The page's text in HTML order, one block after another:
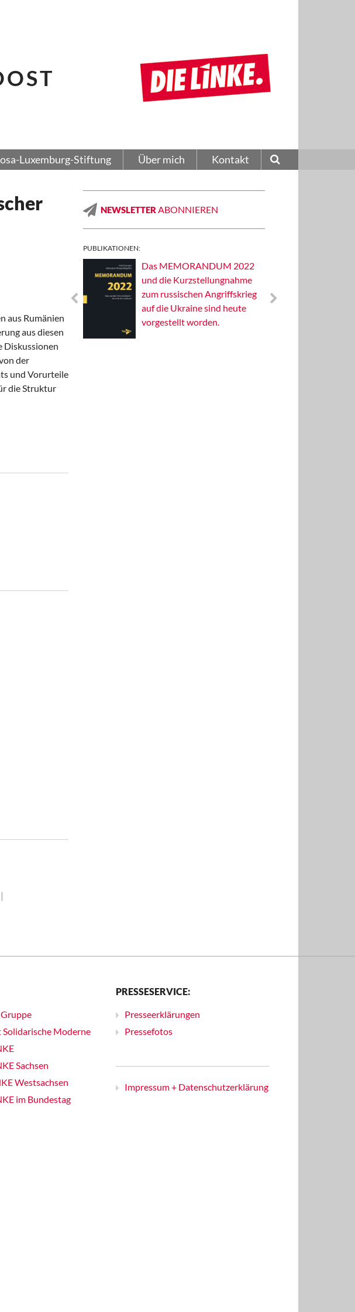
Luxemburg-Stiftung Über mich Kontakt
aus Rumänien
aus diesen
Diskussionen
der
und Vorurteile
die Struktur
NEWSLETTER ABONNIEREN
PUBLIKATIONEN:
Das MEMORANDUM 2022
und die Kurzstellungnahme
zum russischen Angriffskrieg
auf die Ukraine sind heute
vorgestellt worden.
Moderne
Sachsen
Westsachsen
im Bundestag
PRESSESERVICE:
Presseerklärungen
Pressefotos
Impressum + Datenschutzerklärung